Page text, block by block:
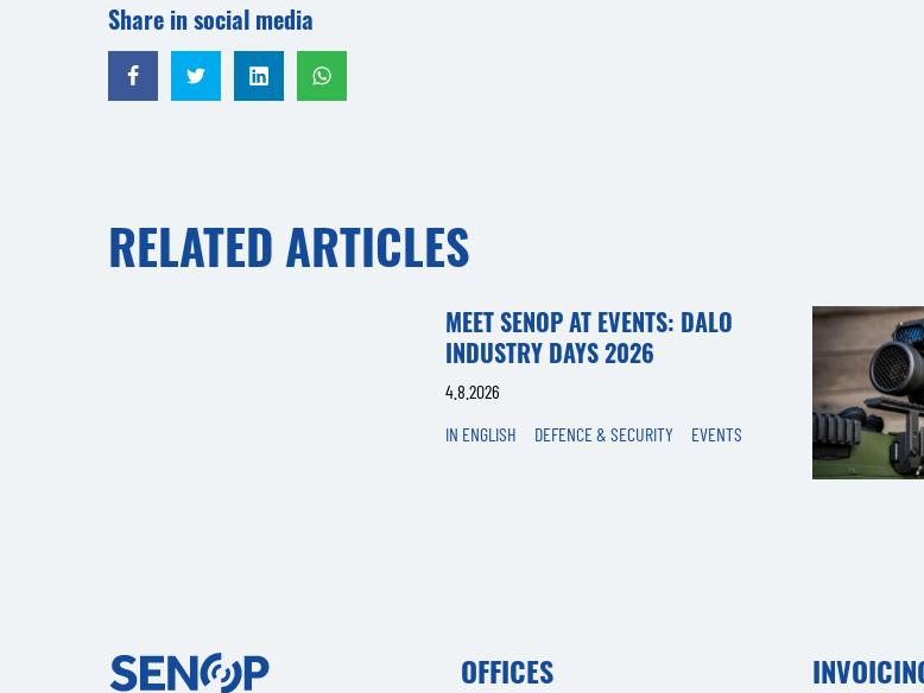
Share in social media
Share in Facebook Share in Twitter Share in LinkedIn
RELATED ARTICLES
MEET SENOP AT EVENTS: DALO
INDUSTRY DAYS 2026
4.8.2026
IN ENGLISH
DEFENCE & SECURITY EVENTS
Senop OFFICES